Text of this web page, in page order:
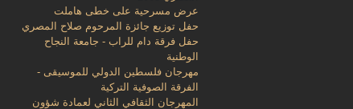
عرض مسرحية على خطى هاملت
حفل توزيع جائزة المرحوم صلاح المصري
حفل فرقة دام للراب - جامعة النجاح
الوطنية
مهرجان فلسطين الدولي للموسيقى -
الفرقة الصوفية التركية
المهرجان الثقافي الثاني لعمادة شؤون